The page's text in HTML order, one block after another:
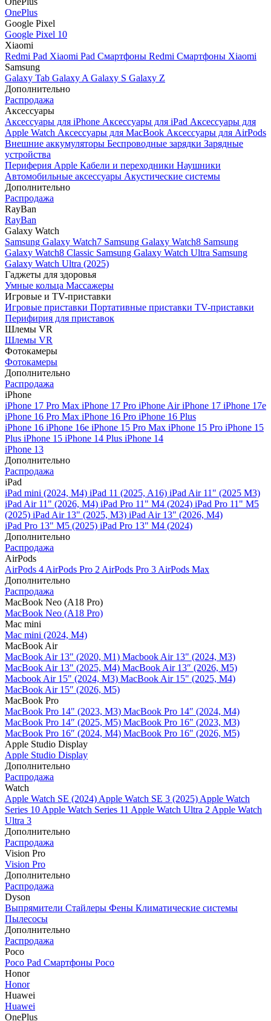
OnePlus
Google Pixel
Google Pixel 10
Xiaomi
Redmi Pad Xiaomi Pad Смартфоны Redmi Смартфоны Xiaomi
Samsung
Galaxy Tab Galaxy A Galaxy S Galaxy Z
Дополнительно
Распродажа
Аксессуары
Аксессуары для iPhone Аксессуары для iPad Аксессуары для
Apple Watch Аксессуары для MacBook Аксессуары для AirPods
Внешние аккумуляторы Беспроводные зарядки Зарядные
устройства
Периферия Apple Кабели и переходники Наушники
Автомобильные аксессуары Акустические системы
Дополнительно
Распродажа
RayBan
RayBan
Galaxy Watch
Samsung Galaxy Watch7 Samsung Galaxy Watch8 Samsung
Galaxy Watch8 Classic Samsung Galaxy Watch Ultra Samsung
Galaxy Watch Ultra (2025)
Гаджеты для здоровья
Умные кольца Массажеры
Игровые и TV-приставки
Игровые приставки Портативные приставки TV-приставки
Перифирия для приставок
Шлемы VR
Шлемы VR
Фотокамеры
Фотокамеры
Дополнительно
Распродажа
iPhone
iPhone 17 Pro Max iPhone 17 Pro iPhone AiriPhone 17 iPhone 17e
iPhone 16 Pro Max iPhone 16 Pro iPhone 16 Plus
iPhone 16 iPhone 16e iPhone 15 Pro Max iPhone 15 Pro iPhone 15
Plus iPhone 15 iPhone 14 Plus iPhone 14
iPhone 13
Дополнительно
Распродажа
iPad
iPad mini (2024, M4) iPad 11 (2025, A16) iPad Air 11" (2025 M3)
iPad Air 11" (2026, M4) iPad Pro 11" M4 (2024) iPad Pro 11" M5
(2025) iPad Air 13" (2025, M3) iPad Air 13" (2026, M4)
iPad Pro 13" M5 (2025) iPad Pro 13" M4 (2024)
Дополнительно
Распродажа
AirPods
AirPods 4 AirPods Pro 2 AirPods Pro 3 AirPods Max
Дополнительно
Распродажа
MacBook Neo (A18 Pro)
MacBook Neo (A18 Pro)
Mac mini
Mac mini (2024, M4)
MacBook Air
MacBook Air 13" (2020, M1) Macbook Air 13" (2024, M3)
MacBook Air 13" (2025, M4) MacBook Air 13″ (2026, M5)
Macbook Air 15" (2024, M3) MacBook Air 15" (2025, M4)
MacBook Air 15″ (2026, M5)
MacBook Pro
MacBook Pro 14" (2023, M3) MacBook Pro 14″ (2024, M4)
MacBook Pro 14″ (2025, M5) MacBook Pro 16" (2023, M3)
MacBook Pro 16″ (2024, M4) MacBook Pro 16" (2026, M5)
Apple Studio Display
Apple Studio Display
Дополнительно
Распродажа
Watch
Apple Watch SE (2024) Apple Watch SE 3 (2025) Apple Watch
Series 10 Apple Watch Series 11 Apple Watch Ultra 2 Apple Watch
Ultra 3
Дополнительно
Распродажа
Vision Pro
Vision Pro
Дополнительно
Распродажа
Dyson
Выпрямители Стайлеры Фены Климатические системы
Пылесосы
Дополнительно
Распродажа
Poco
Poco Pad Смартфоны Poco
Honor
Honor
Huawei
Huawei
OnePlus